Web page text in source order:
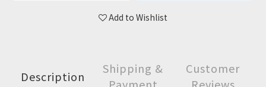
Add to Wishlist
Description
Shipping &
Customer